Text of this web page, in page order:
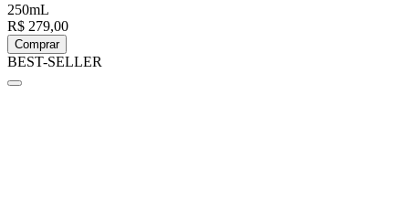
250mL
R$ 279,00
Comprar
BEST-SELLER